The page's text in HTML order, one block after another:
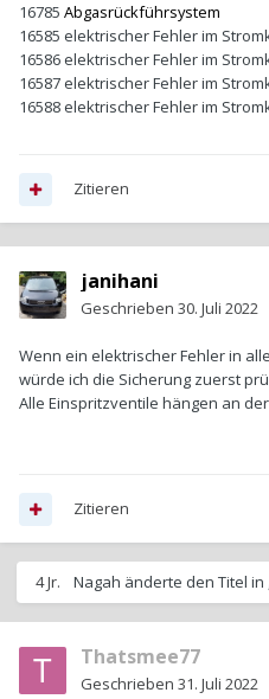
16785 Abgasrückführsystem
16585 elektrischerFehler im
16586 elektrischerFehler im
16587 elektrischerFehler im
16588 elektrischerFehler im
Zitieren
janihani
Geschrieben 30. Juli 2022
Wenn ein elektrischer Fehler in
würde ich die Sicherung zuerst
Alle Einspritzventile hängen an
Zitieren
4 Jr. Nagah änderte den Titel in
Thatsmee77
Geschrieben 31. Juli 2022